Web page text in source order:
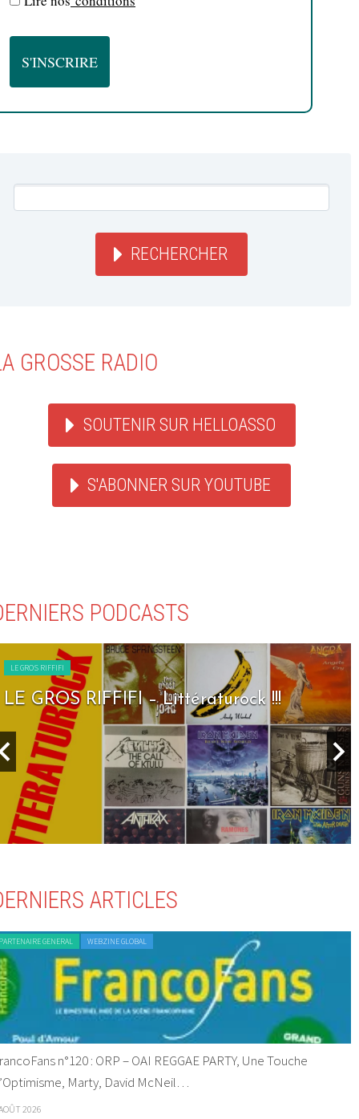
RECHERCHER
GROSSE RADIO
SOUTENIR SUR HELLOASSO
S'ABONNER SUR YOUTUBE
PODCASTS
– Littératurock !!!
LE GROS RIFFIFI
LE GROS
ARTICLES
GENERAL WEBZINE GLOBAL
n°120 : ORP – OAI REGGAE PARTY, Une Touche
Marty, David McNeil…
2026